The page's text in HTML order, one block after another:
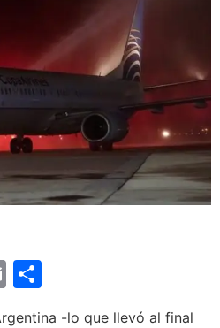
Email
-lo que llevó al final